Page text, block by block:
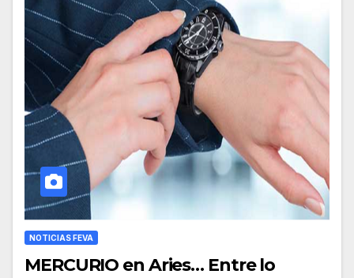
NOTICIAS FEVA
MERCURIO en Aries… Entre lo